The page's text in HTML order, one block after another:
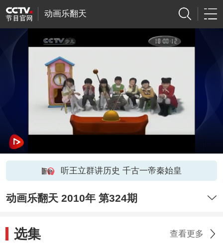
动画乐翻天
听王立群讲历史 千古一帝秦始皇
动画乐翻天 2010年 第324期
选集 查看更多